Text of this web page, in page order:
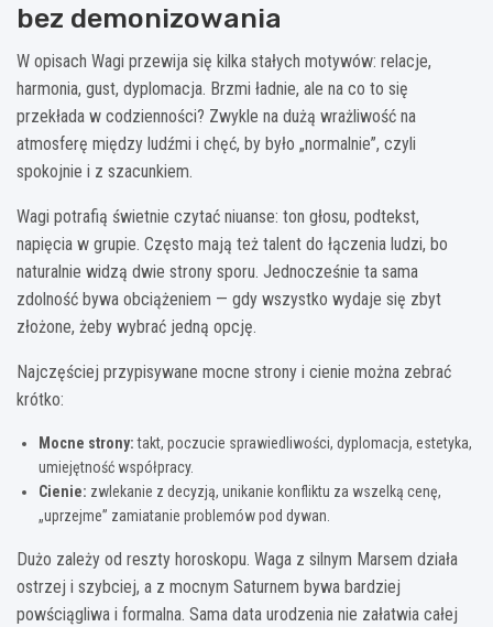
bez demonizowania
W opisach Wagi przewija się kilka stałych motywów: relacje,
harmonia, gust, dyplomacja. Brzmi ładnie, ale na co to się
przekłada w codzienności? Zwykle na dużą wrażliwość na
atmosferę między ludźmi i chęć, by było „normalnie”, czyli
spokojnie i z szacunkiem.
Wagi potrafią świetnie czytać niuanse: ton głosu, podtekst,
napięcia w grupie. Często mają też talent do łączenia ludzi, bo
naturalnie widzą dwie strony sporu. Jednocześnie ta sama
zdolność bywa obciążeniem — gdy wszystko wydaje się zbyt
złożone, żeby wybrać jedną opcję.
Najczęściej przypisywane mocne strony i cienie można zebrać
krótko:
Mocne strony:takt, poczucie sprawiedliwości, dyplomacja, estetyka,
umiejętność współpracy.
Cienie: zwlekanie z decyzją, unikanie konfliktu za wszelką cenę,
„uprzejme” zamiatanie problemów pod dywan.
Dużo zależy od reszty horoskopu. Waga z silnym Marsem działa
ostrzej i szybciej, a z mocnym Saturnem bywa bardziej
powściągliwa i formalna. Sama data urodzenia nie załatwia całej